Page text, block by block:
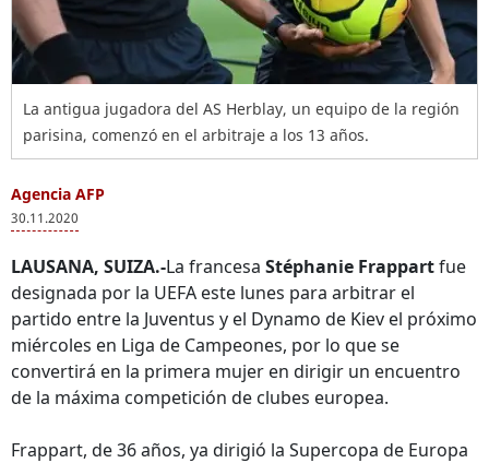
La antigua jugadora del AS Herblay, un equipo de la región
parisina, comenzó en el arbitraje a los 13 años.
Agencia AFP
30.11.2020
LAUSANA, SUIZA.-La francesa Stéphanie Frappartfue
designada por la UEFA este lunes para arbitrar el
partido entre la Juventus y el Dynamo de Kiev el próximo
miércoles en Liga de Campeones, por lo que se
convertirá en la primera mujer en dirigir un encuentro
de la máxima competición de clubes europea.
Frappart, de 36 años, ya dirigió la Supercopa de Europa